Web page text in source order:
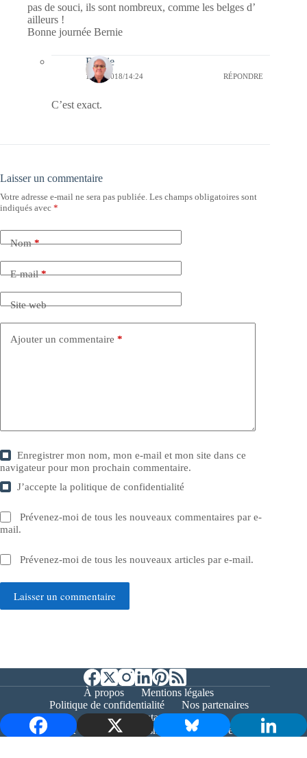
pas de souci, ils sont nombreux, comme les belges d’
ailleurs !
Bonne journée Bernie
Bernie
11/10/2018/14:24 RÉPONDRE
C’est exact.
Laisser un commentaire
Votre adresse e-mail ne sera pas publiée. Les champs obligatoires sont
indiqués avec *
Nom*
E-mail*
Site web
Ajouter un commentaire *
Enregistrer mon nom, mon e-mail et mon site dans ce
navigateur pour mon prochain commentaire.
J’accepte lapolitique de confidentialité
Prévenez-moi de tous les nouveaux commentaires par e-
mail.
Prévenez-moi de tous les nouveaux articles par e-mail.
Laisser un commentaire
À propos
Mentions légales
Politique de confidentialité
Nos partenaires
Contact
Copyright © 2026 - Bernieshoot.fr Journal Web